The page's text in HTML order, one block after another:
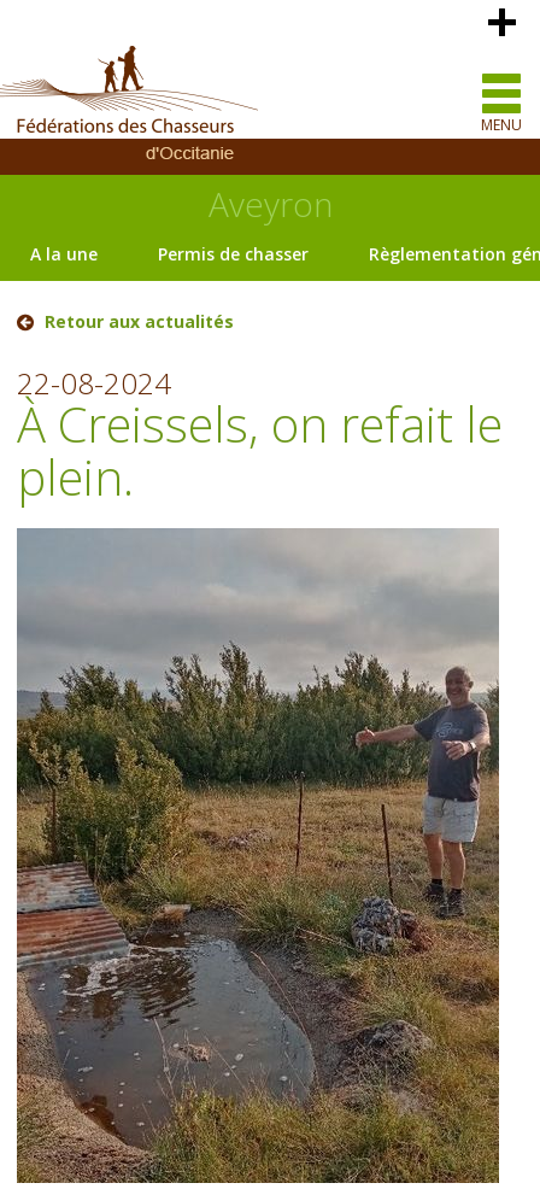
MENU
Aveyron
A la une Permis de chasser Règlementation
Retour aux actualités
22-08-2024
À Creissels, on refait le
plein.